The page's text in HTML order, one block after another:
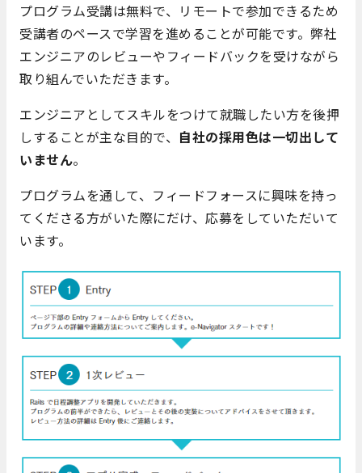
プログラム受講は無料で、リモートで参加できるため
受講者のペースで学習を進めることが可能です。弊社
エンジニアのレビューやフィードバックを受けながら
取り組んでいただきます。
エンジニアとしてスキルをつけて就職したい方を後押
しすることが主な目的で、 自社の採用色は一切出して
いません。
プログラムを通して、フィードフォースに興味を持っ
てくださる方がいた際にだけ、応募をしていただいて
います。